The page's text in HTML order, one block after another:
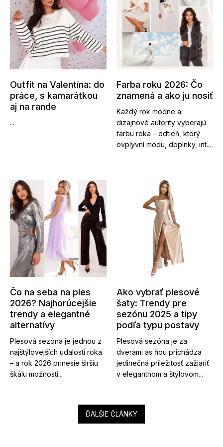
Outfit na Valentína: do
práce, s kamarátkou
aj na rande
...
Farba roku 2026: Čo
znamená a ako ju nosiť
Každý rok módne a
dizajnové autority vyberajú
farbu roka – odtieň, ktorý
ovplyvní módu, doplnky, int...
Čo na seba na ples
2026? Najhorúcejšie
trendy a elegantné
alternatívy
Plesová sezóna je jednou z
najštýlovejších udalostí roka
– a rok 2026 prinesie širšiu
škálu možností...
Ako vybrať plesové
šaty: Trendy pre
sezónu 2025 a tipy
podľa typu postavy
Plesová sezóna je za
dverami as ňou prichádza
jedinečná príležitosť zažiariť
v elegantnom a štýlovom...
ĎALŠIE ČLÁNKY